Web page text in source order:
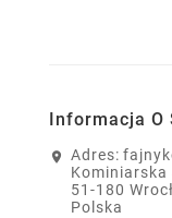
Informacja O
Adres:
Kominiarska
51-180
Polska